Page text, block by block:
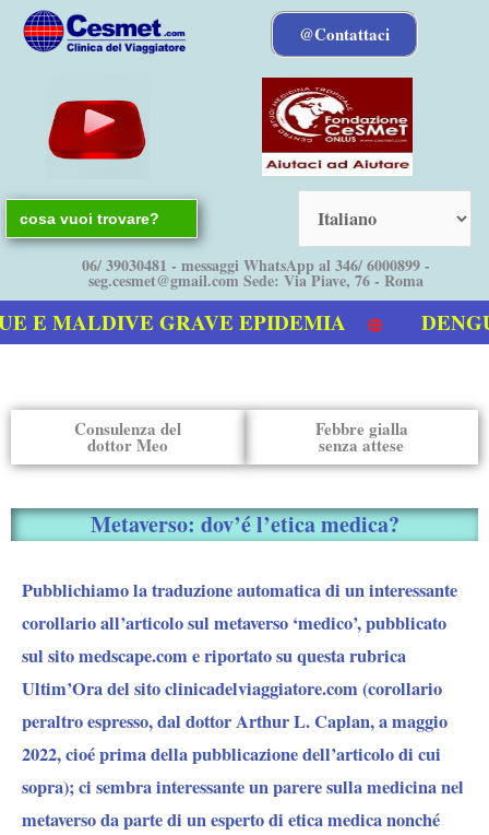
@Contattaci
Search
for:
06/ 39030481 - messaggi WhatsApp al 346/ 6000899 -
seg.cesmet@gmail.com Sede: Via Piave, 76 - Roma
E MALDIVE GRAVE EPIDEMIA
Consulenza del
dottor Meo
Febbre gialla
senza attese
Metaverso: dov’é l’etica medica?
Pubblichiamo la traduzione automatica di un interessante
corollario all’articolo sul metaverso ‘medico’, pubblicato
sul sito medscape.com e riportato su questa rubrica
Ultim’Ora del sito clinicadelviaggiatore.com (corollario
peraltro espresso, dal dottor Arthur L. Caplan, a maggio
2022, cioé prima della pubblicazione dell’articolo di cui
sopra); ci sembra interessante un parere sulla medicina nel
metaverso da parte di un esperto di etica medica nonché